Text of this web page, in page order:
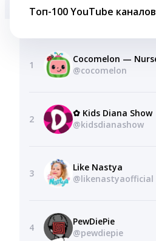
Топ-100 YouTube каналов
1
@cocomelon
2
✿ Kids Diana Show
@kidsdianashow
3
Like Nastya
@likenastyaofficial
4
PewDiePie
@pewdiepie